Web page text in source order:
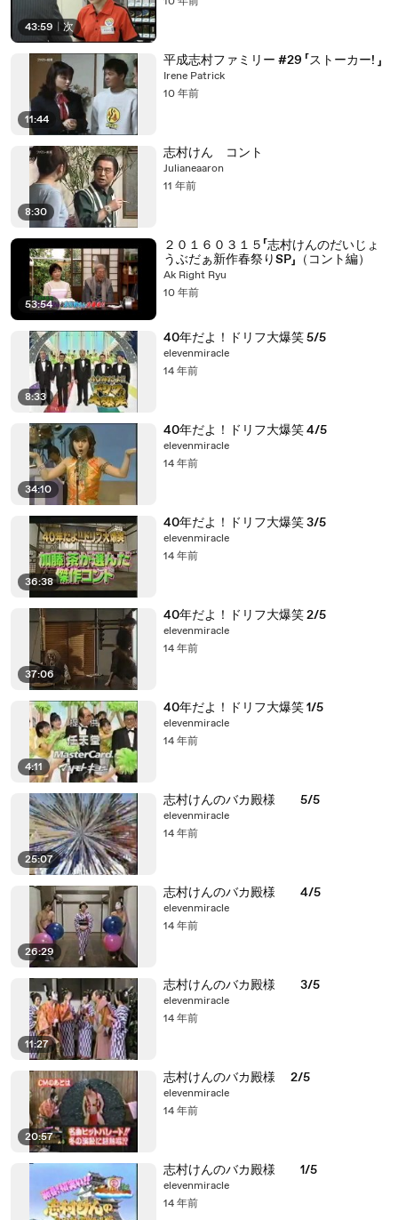
43:59 次
11:44
平成志村ファミリー #29 「ストーカー! 」
Irene Patrick
10 年前
8:30
志村けん コント
Julianeaaron
11 年前
53:54
２０１６０３１５「志村けんのだいじょ
うぶだぁ新作春祭りSP」（コント編）
Ak Right Ryu
10 年前
8:33
40年だよ！ドリフ大爆笑 5/5
elevenmiracle
14 年前
34:10
40年だよ！ドリフ大爆笑 4/5
elevenmiracle
14 年前
36:38
40年だよ！ドリフ大爆笑 3/5
elevenmiracle
14 年前
37:06
40年だよ！ドリフ大爆笑 2/5
elevenmiracle
14 年前
4:11
40年だよ！ドリフ大爆笑 1/5
elevenmiracle
14 年前
25:07
志村けんのバカ殿様 5/5
elevenmiracle
14 年前
26:29
志村けんのバカ殿様 4/5
elevenmiracle
14 年前
11:27
志村けんのバカ殿様 3/5
elevenmiracle
14 年前
20:57
志村けんのバカ殿様 2/5
elevenmiracle
14 年前
志村けんのバカ殿様 1/5
elevenmiracle
14 年前